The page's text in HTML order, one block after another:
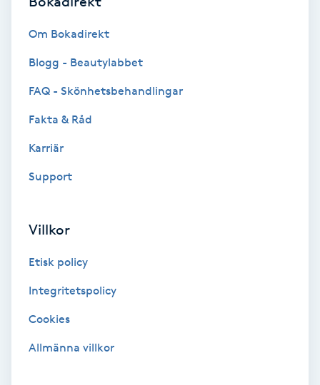
Extensions
Extensions borttagning
Fettreducering
Fibromassage
Om Bokadirekt
Blogg - Beautylabbet
FAQ - Skönhetsbehandlingar
Fakta & Råd
Karriär
Support
Villkor
Etisk policy
Integritetspolicy
Cookies
Allmänna villkor